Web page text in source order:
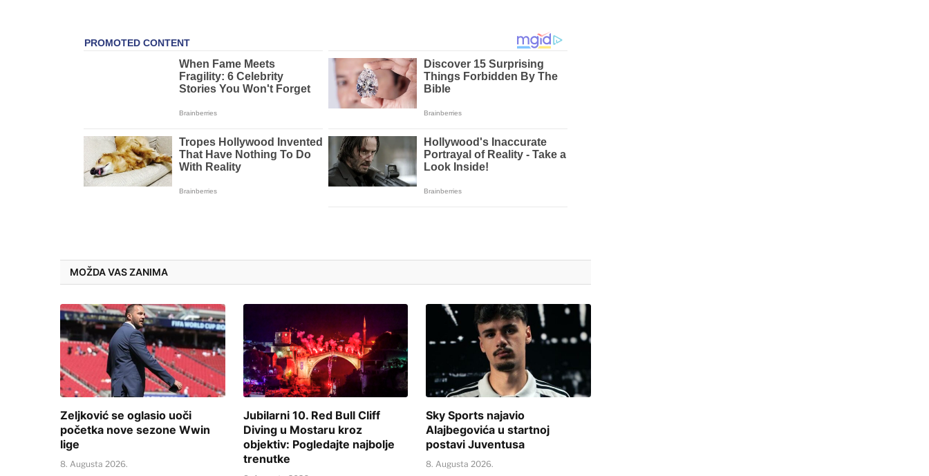
MOŽDA VAS ZANIMA
Zeljković se oglasio uoči
početka nove sezone Wwin
lige
8. Augusta 2026.
Jubilarni 10. Red Bull Cliff
Diving u Mostaru kroz
objektiv: Pogledajte najbolje
trenutke
Sky Sports najavio
Alajbegovića u startnoj
postavi Juventusa
8. Augusta 2026.